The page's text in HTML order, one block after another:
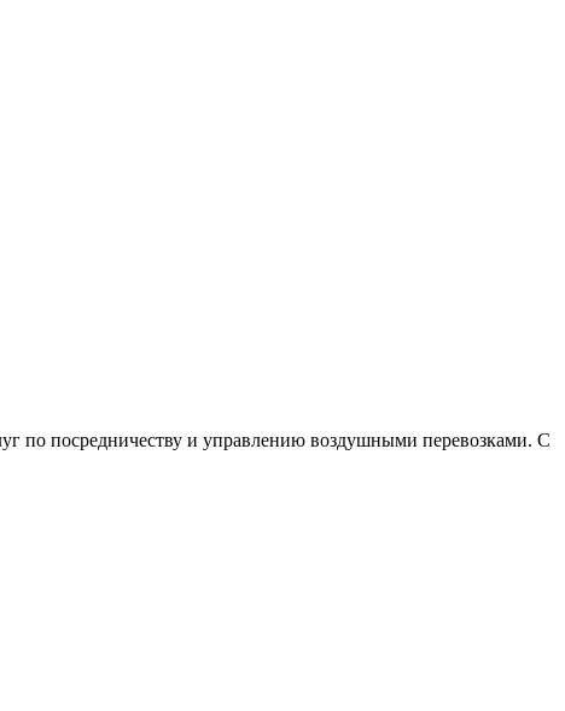
по посредничеству и управлению воздушными перевозками. С